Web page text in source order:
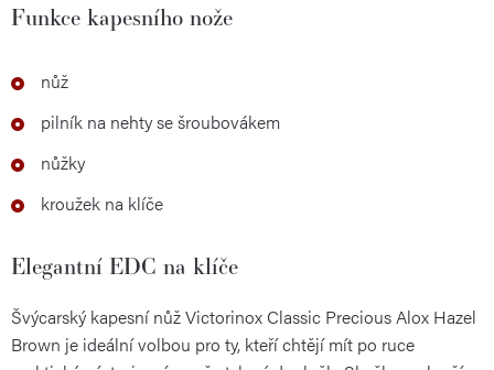
Funkce kapesního nože
nůž
pilník na nehty se šroubovákem
nůžky
kroužek na klíče
Elegantní EDC na klíče
Švýcarský kapesní nůž Victorinox Classic Precious Alox Hazel
Brown je ideální volbou pro ty, kteří chtějí mít po ruce